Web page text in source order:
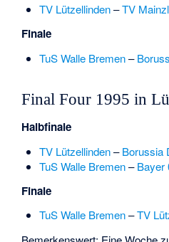
TV Lützellinden–TV
Finale
TuS Walle Bremen–
Final Four 1995 in
Halbfinale
TV Lützellinden–Borussia
TuS Walle Bremen–Bayer
Finale
TuS Walle Bremen–TV